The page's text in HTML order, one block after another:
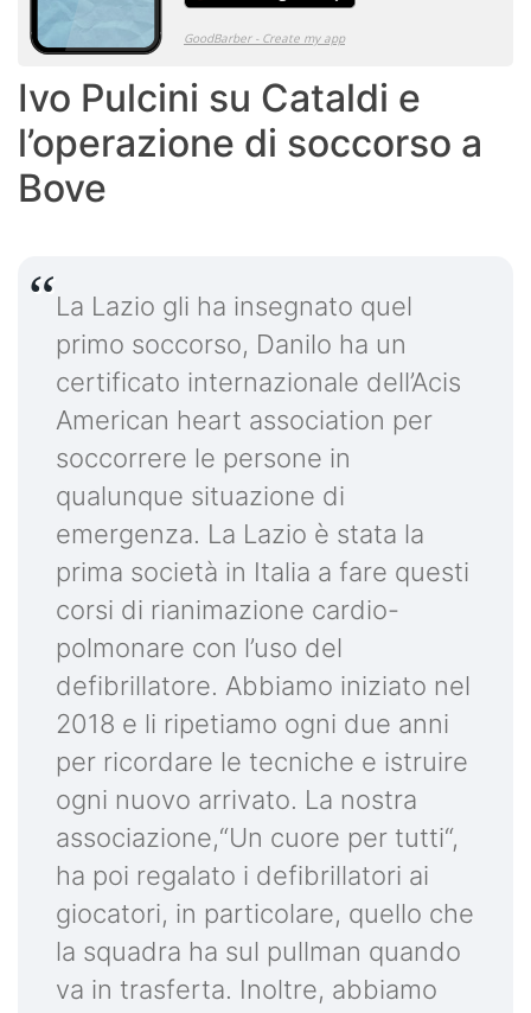
Ivo Pulcini su Cataldi e
l’operazione di soccorso a
Bove
La Lazio gli ha insegnato quel
primo soccorso, Danilo ha un
certificato internazionale dell’Acis
American heart association per
soccorrere le persone in
qualunque situazione di
emergenza. La Lazio è stata la
prima società in Italia a fare questi
corsi di rianimazione cardio-
polmonare con l’uso del
defibrillatore. Abbiamo iniziato nel
2018 e li ripetiamo ogni due anni
per ricordare le tecniche e istruire
ogni nuovo arrivato. La nostra
associazione,“Un cuore per tutti“,
ha poi regalato i defibrillatori ai
giocatori, in particolare, quello che
la squadra ha sul pullman quando
va in trasferta. Inoltre, abbiamo